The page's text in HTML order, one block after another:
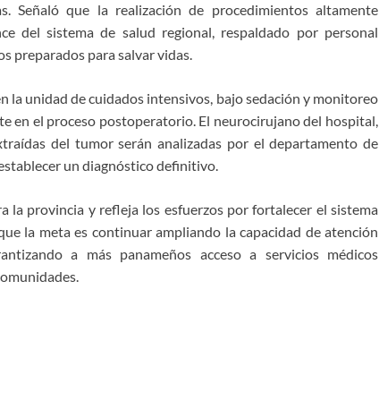
Señaló que la realización de procedimientos altamente
del sistema de salud regional, respaldado por personal
preparados para salvar vidas.
la unidad de cuidados intensivos, bajo sedación y monitoreo
en el proceso postoperatorio. El neurocirujano del hospital,
del tumor serán analizadas por el departamento de
un diagnóstico definitivo.
la provincia y refleja los esfuerzos por fortalecer el sistema
la meta es continuar ampliando la capacidad de atención
a más panameños acceso a servicios médicos